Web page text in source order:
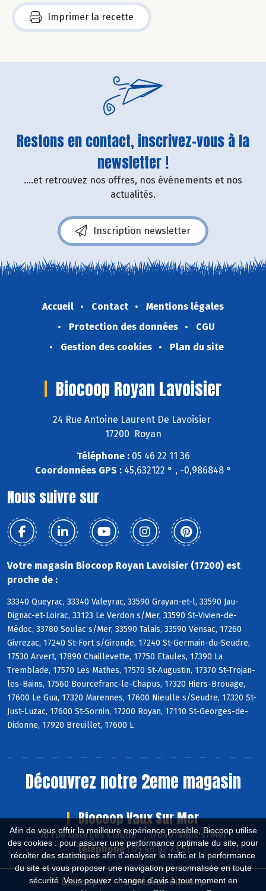
Afin de vous offrir la meilleure expérience possible, Biocoop utilise
des cookies : pour assurer une performance optimale du site, pour
récolter des statistiques afin d'analyser le trafic et la performance
du site et vous proposer une navigation personnalisée en toute
sécurité. Vous pouvez changer d'avis à tout moment en
Imprimer la recette
Restons en contact, inscrivez-vous à la
newsletter !
....et retrouvez nos offres, nos événements et nos
actualités.
Inscription newsletter
Accueil Contact
Mentions légales
Protection des données
CGU
Gestion des cookies
Plan du site
Biocoop Royan Lavoisier
24 Rue Antoine Laurent De Lavoisier
17200 Royan
Téléphone :05 46 22 11 36
Coordonnées GPS :45,632122 ° , -0,986848 °
Nous suivre sur
Votre magasin Biocoop Royan Lavoisier (17200) est
proche de :
33340 Queyrac, 33340 Valeyrac, 33590 Grayan-et-l, 33590 Jau-
Dignac-et-Loirac, 33123 Le Verdon s/Mer, 33590 St-Vivien-de-
Médoc, 33780 Soulac s/Mer, 33590 Talais, 33590 Vensac, 17260
Givrezac, 17240 St-Fort s/Gironde, 17240 St-Germain-du-Seudre,
17530 Arvert, 17890 Chaillevette, 17750 Etaules, 17390 La
Tremblade, 17570 Les Mathes, 17570 St-Augustin, 17370 St-Trojan-
les-Bains, 17560 Bourcefranc-le-Chapus, 17320 Hiers-Brouage,
17600 Le Gua, 17320 Marennes, 17600 Nieulle s/Seudre, 17320 St-
Just-Luzac, 17600 St-Sornin, 17200 Royan, 17110 St-Georges-de-
Didonne, 17920 Breuillet, 17600 L
Découvrez notre 2eme magasin
Biocoop Vaux Sur Mer
16 rue Georges Claude , 17640 Vaux s/Mer
Téléphone :05 46 02 73 51
Biocoop.fr Le réseau Biocoop